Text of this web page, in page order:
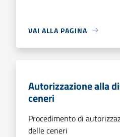
VAI ALLA PAGINA
Autorizzazione alla
ceneri
Procedimento di
delle ceneri